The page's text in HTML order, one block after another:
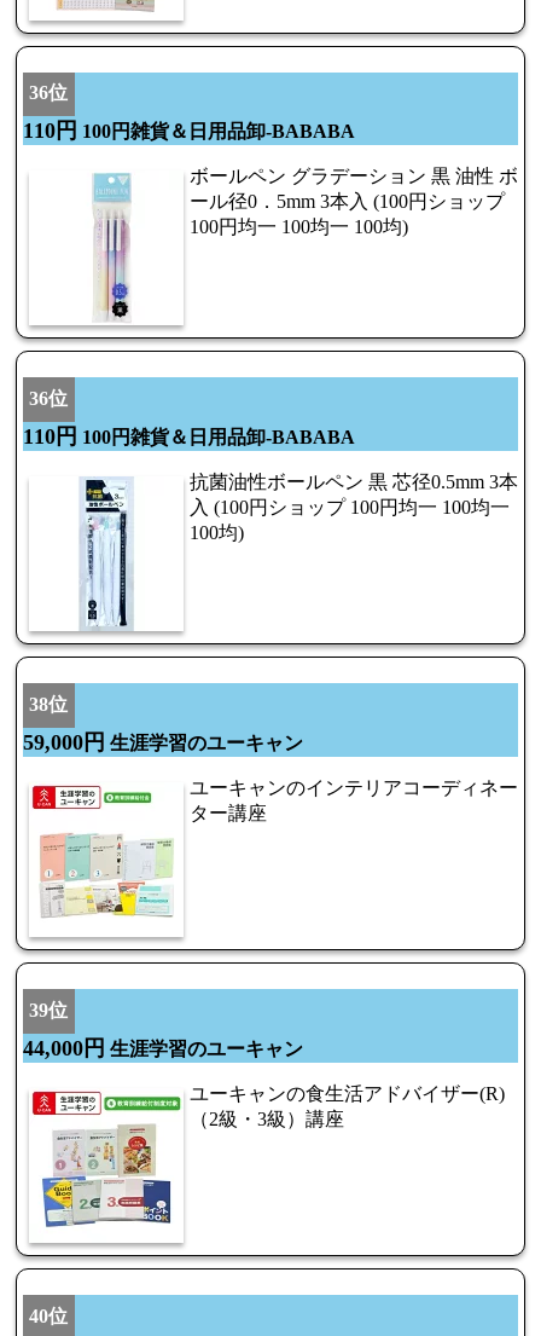
36位
110円 100円雑貨＆日用品卸-BABABA
ボールペン グラデーション 黒 油性 ボ
ール径0．5mm 3本入 (100円ショップ
100円均一 100均一 100均)
36位
110円 100円雑貨＆日用品卸-BABABA
抗菌油性ボールペン 黒 芯径0.5mm 3本
入 (100円ショップ 100円均一 100均一
100均)
38位
59,000円 生涯学習のユーキャン
ユーキャンのインテリアコーディネー
ター講座
39位
44,000円 生涯学習のユーキャン
ユーキャンの食生活アドバイザー(R)
（2級・3級）講座
40位